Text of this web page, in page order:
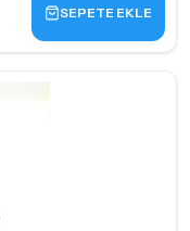
SEPETE EKLE